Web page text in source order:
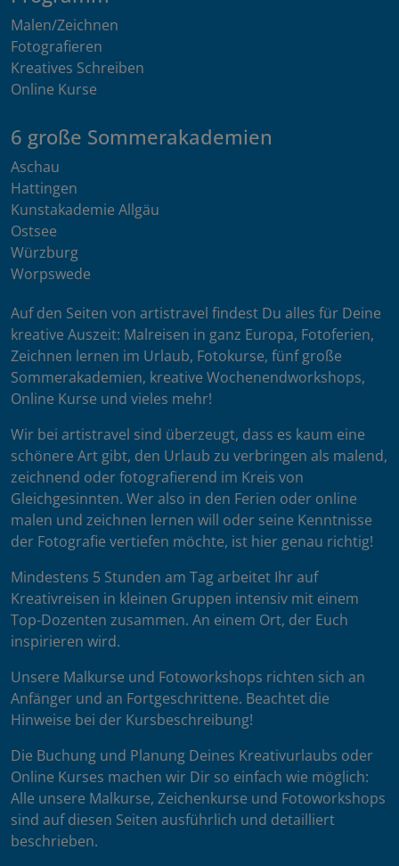
Malen/Zeichnen
Fotografieren
Kreatives Schreiben
Online Kurse
6 große Sommerakademien
Aschau
Hattingen
Kunstakademie Allgäu
Ostsee
Würzburg
Worpswede
Auf den Seiten von artistravel findest Du alles für Deine
kreative Auszeit: Malreisen in ganz Europa, Fotoferien,
Zeichnen lernen im Urlaub, Fotokurse, fünf große
Sommerakademien, kreative Wochenendworkshops,
Online Kurse und vieles mehr!
Wir bei artistravel sind überzeugt, dass es kaum eine
schönere Art gibt, den Urlaub zu verbringen als malend,
zeichnend oder fotografierend im Kreis von
Gleichgesinnten. Wer also in den Ferien oder online
malen und zeichnen lernen will oder seine Kenntnisse
der Fotografie vertiefen möchte, ist hier genau richtig!
Mindestens 5 Stunden am Tag arbeitet Ihr auf
Kreativreisen in kleinen Gruppen intensiv mit einem
Top-Dozenten zusammen. An einem Ort, der Euch
inspirieren wird.
Unsere Malkurse und Fotoworkshops richten sich an
Anfänger und an Fortgeschrittene. Beachtet die
Hinweise bei der Kursbeschreibung!
Die Buchung und Planung Deines Kreativurlaubs oder
Online Kurses machen wir Dir so einfach wie möglich:
Alle unsere Malkurse, Zeichenkurse und Fotoworkshops
sind auf diesen Seiten ausführlich und detailliert
beschrieben.